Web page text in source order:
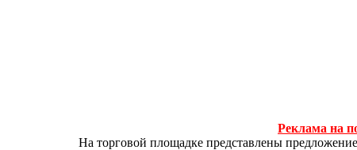
Реклама на
На торговой площадке представлены